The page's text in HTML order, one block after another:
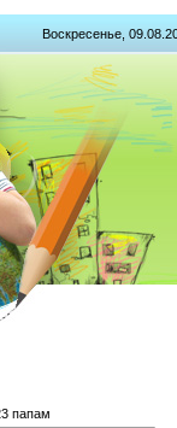
Воскресенье,
папам